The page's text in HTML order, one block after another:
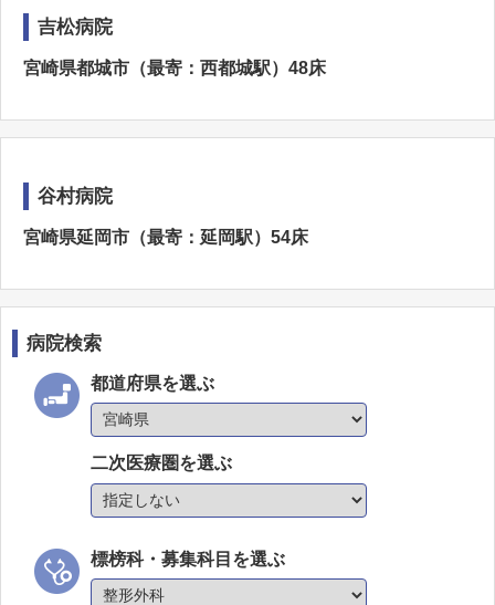
吉松病院
宮崎県都城市（最寄：西都城駅）48床
谷村病院
宮崎県延岡市（最寄：延岡駅）54床
病院検索
都道府県を選ぶ
二次医療圏を選ぶ
標榜科・募集科目を選ぶ